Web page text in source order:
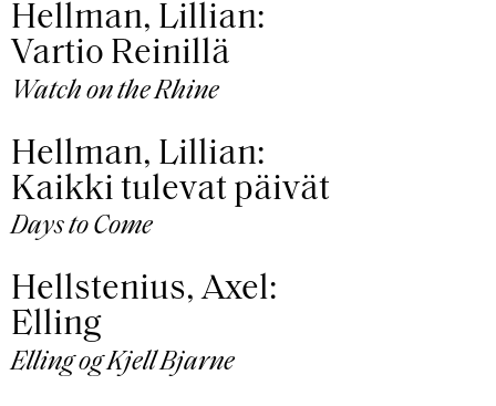
Hellman, Lillian:
Vartio Reinillä
Watch on the Rhine
Hellman, Lillian:
Kaikki tulevat päivät
Days to Come
Hellstenius, Axel:
Elling
Elling og Kjell Bjarne